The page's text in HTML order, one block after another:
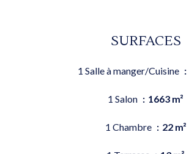
SURFACES
1 Salle à manger/Cuisine
1 Salon 1663 m²
1 Chambre 22 m²